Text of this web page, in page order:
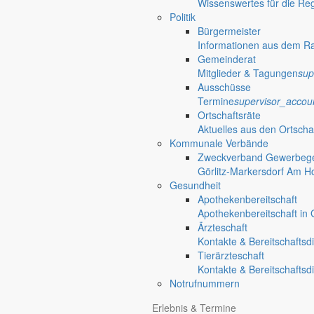
Wissenswertes für die
Politik
Bürgermeister
Informationen aus dem
Gemeinderat
Mitglieder & Tagungen
Ausschüsse
Termine
Ortschaftsräte
Aktuelles aus den
Kommunale Verbände
Zweckverband
Görlitz-Markersdorf Am
Gesundheit
Apothekenbereitschaft
Apothekenbereitschaft in
Ärzteschaft
Kontakte &
Tierärzteschaft
Kontakte &
Notrufnummern
Erlebnis & Termine
mehr aus diesem
Tag der offenen Tür im Kinderhaus
Das Kinderhaus Wirbelwind lädt am 23. September 2026 von 15 bis
Dorf- und Sportfest Friedersdorf